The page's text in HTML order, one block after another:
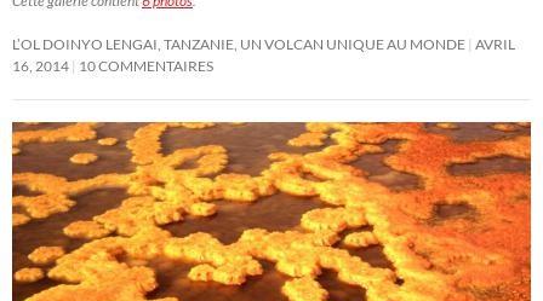
L’OL DOINYO LENGAI, TANZANIE, UN VOLCAN UNIQUE AU MONDE AVRIL
16, 2014 10 COMMENTAIRES